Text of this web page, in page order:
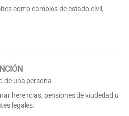
como cambios de estado civil,
de una persona.
herencias, pensiones de viudedad u
legales.